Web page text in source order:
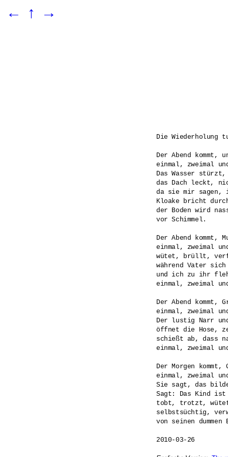
← ↑ →
Die Wiederholung
Der Abend kommt,
einmal, zweimal
Das Wasser
das Dach leckt,
da sie mir
Kloake bricht
der Boden wird
vor Schimmel.
Der Abend
einmal, zweimal
wütet, brüllt,
während Vater
und ich zu ihr
einmal, zweimal
Der Abend kommt,
einmal, zweimal
Der lustig Narr
öffnet die Hose,
schießt ab, dass
einmal, zweimal
Der Morgen
einmal, zweimal
Sie sagt, das
Sagt: Das Kind
tobt, trotzt,
selbstsüchtig,
von seinen
2010-03-26